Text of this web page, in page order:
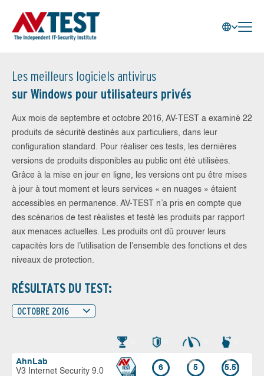
Les meilleurs logiciels antivirus
sur Windows pour utilisateurs privés
Aux mois de septembre et octobre 2016, AV-TEST a examiné 22
produits de sécurité destinés aux particuliers, dans leur
configuration standard. Pour réaliser ces tests, les dernières
versions de produits disponibles au public ont été utilisées.
Grâce à la mise en jour en ligne, les versions ont pu être mises
à jour à tout moment et leurs services « en nuages » étaient
accessibles en permanence. AV-TEST n’a pris en compte que
des scénarios de test réalistes et testé les produits par rapport
aux menaces actuelles. Les produits ont dû prouver leurs
capacités lors de l’utilisation de l’ensemble des fonctions et des
niveaux de protection.
RÉSULTATS DU TEST:
OCTOBRE 2016
AhnLab
V3 Internet Security 9.0
6 5 5.5